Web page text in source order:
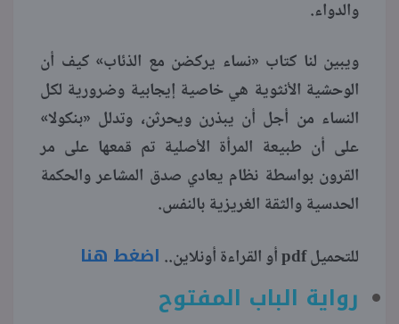
والدواء.
ويبين لنا كتاب «نساء يركضن مع الذئاب» كيف أن
الوحشية الأنثوية هي خاصية إيجابية وضرورية لكل
النساء من أجل أن يبذرن ويحرثن، وتدلل «بنكولا»
على أن طبيعة المرأة الأصلية تم قمعها على مر
القرون بواسطة نظام يعادي صدق المشاعر والحكمة
الحدسية والثقة الغريزية بالنفس.
للتحميل pdf أو القراءة أونلاين..
اضغط هنا
رواية الباب المفتوح